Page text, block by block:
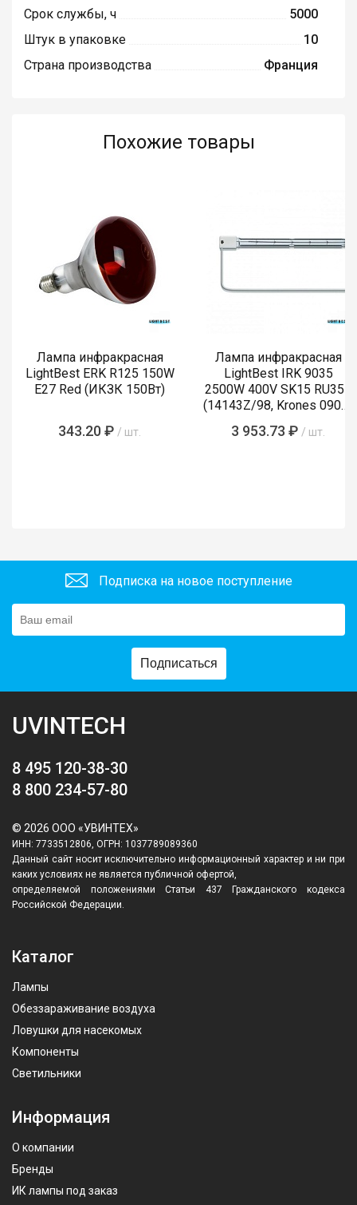
Срок службы, ч
5000
Штук в упаковке
10
Страна производства
Франция
Похожие товары
Лампа инфракрасная
LightBest ERK R125 150W
E27 Red (ИКЗК 150Вт)
343.20 ₽ / шт.
Лампа инфракрасная
LightBest IRK 9035
2500W 400V SK15 RU355
(14143Z/98, Krones 0900-
3 953.73 ₽ / шт.
Подписка на новое поступление
Подписаться
UVINTECH
8 495 120-38-30
8 800 234-57-80
© 2026 ООО «УВИНТЕХ»
ИНН: 7733512806, ОГРН: 1037789089360
Данный сайт носит исключительно информационный характер и ни при
каких условиях не является публичной офертой,
определяемой положениями Статьи 437 Гражданского кодекса
Российской Федерации.
Каталог
Лампы
Обеззараживание воздуха
Ловушки для насекомых
Компоненты
Светильники
Информация
О компании
Бренды
ИК лампы под заказ